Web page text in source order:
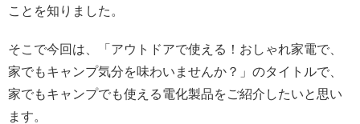
ことを知りました。
そこで今回は、「アウトドアで使える！おしゃれ家電で、
家でもキャンプ気分を味わいませんか？」のタイトルで、
家でもキャンプでも使える電化製品をご紹介したいと思い
ます。